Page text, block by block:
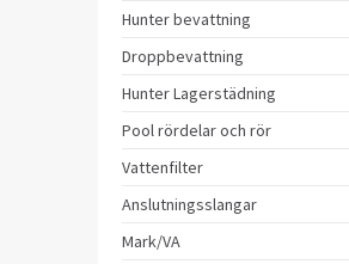
Hunter bevattning
Droppbevattning
Hunter Lagerstädning
Pool rördelar och rör
Vattenfilter
Anslutningsslangar
Mark/VA